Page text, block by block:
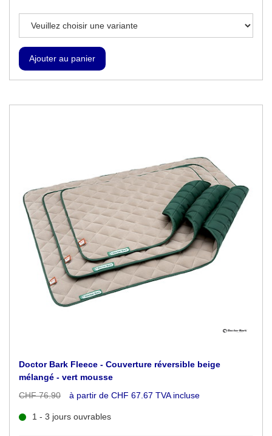
Doctor Bark Fleece - Couverture réversible beige
mélangé - vert mousse
CHF 76.90
à partir de CHF 67.67 TVA incluse
1 - 3 jours ouvrables